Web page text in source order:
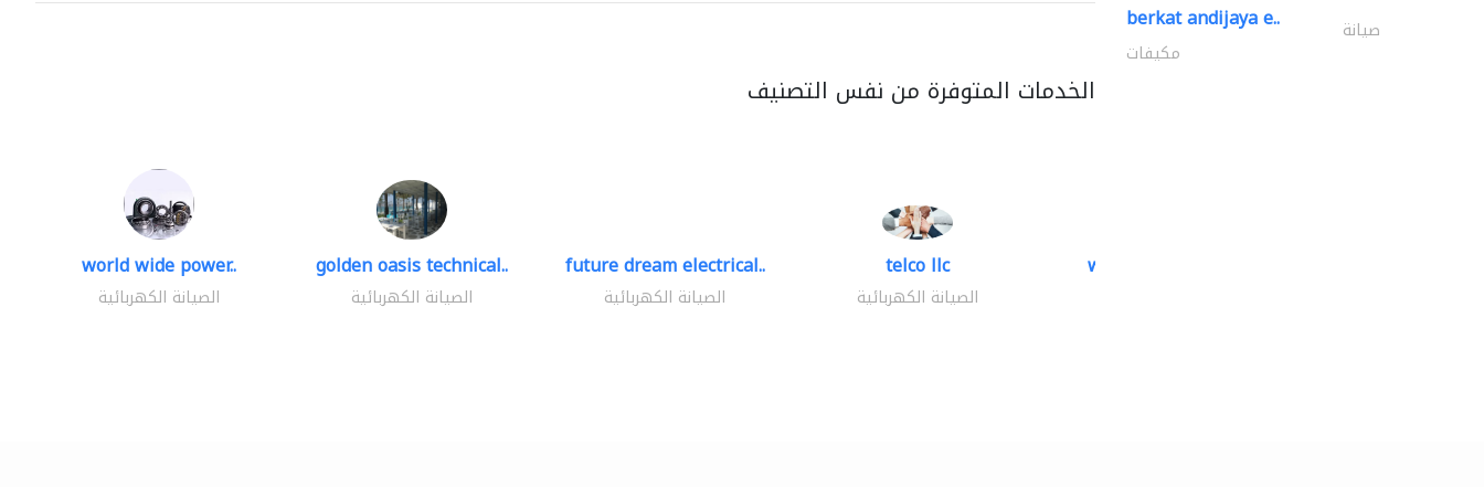
الخدمات المتوفرة من نفس التصنيف
world wide power..
الصيانة الكهربائية
golden oasis technical..
الصيانة الكهربائية
future dream electrical..
الصيانة الكهربائية
telco llc
الصيانة الكهربائية
white arch general..
berkat andijaya e.. صيانة
مكيفات